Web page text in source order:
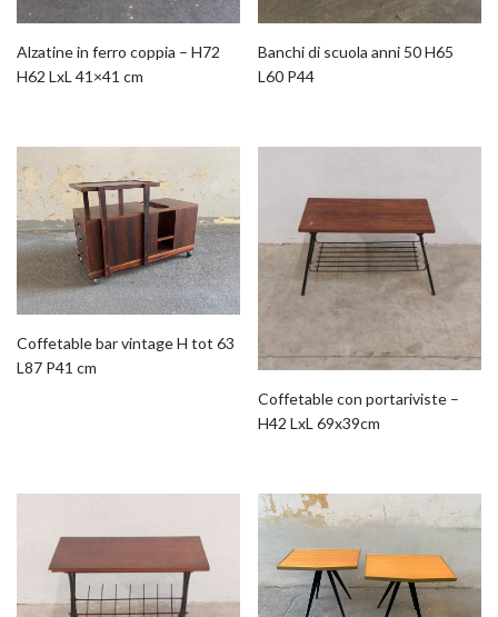
Alzatine in ferro coppia – H72
H62 LxL 41×41 cm
Banchi di scuola anni 50 H65
L60 P44
Coffetable bar vintage H tot 63
L87 P41 cm
Coffetable con portariviste –
H42 LxL 69x39cm